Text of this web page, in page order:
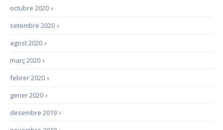
›
octubre 2020
›
setembre 2020
›
agost 2020
›
març 2020
›
febrer 2020
›
gener 2020
›
desembre 2019